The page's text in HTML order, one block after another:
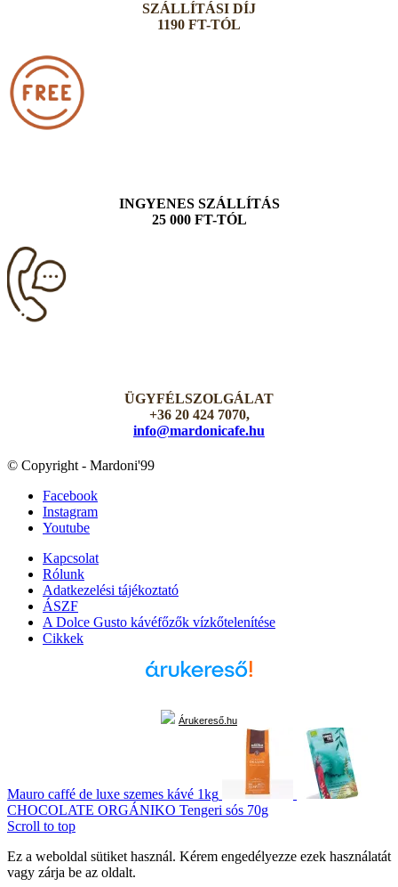
SZÁLLÍTÁSI DÍJ
1190 FT-TÓL
INGYENES SZÁLLÍTÁS
25 000 FT-TÓL
ÜGYFÉLSZOLGÁLAT
+36 20 424 7070,
info@mardonicafe.hu
© Copyright - Mardoni'99
Facebook
Instagram
Youtube
Kapcsolat
Rólunk
Adatkezelési tájékoztató
ÁSZF
A Dolce Gusto kávéfőzők vízkőtelenítése
Cikkek
Árukereső.hu
Mauro caffé de luxe szemes kávé 1kg
CHOCOLATE ORGÁNIKO Tengeri sós 70g
Scroll to top
Ez a weboldal sütiket használ. Kérem engedélyezze ezek használatát
vagy zárja be az oldalt.